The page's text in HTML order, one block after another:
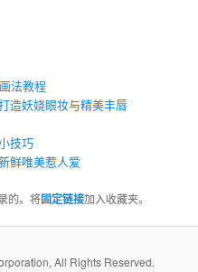
法教程
造妖娆眼妆与精美丰唇
技巧
鲜唯美惹人爱
的。将固定链接加入收藏夹。
All Rights Reserved.